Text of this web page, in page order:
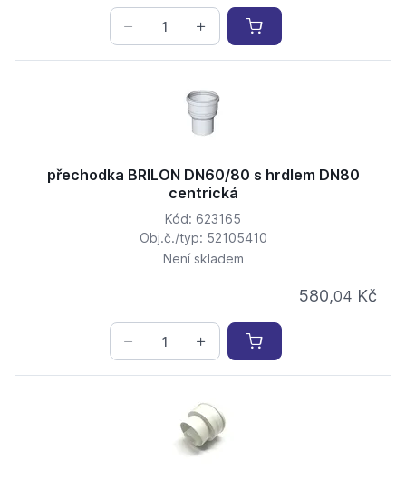
přechodka BRILON DN60/80 s hrdlem DN80
centrická
Kód: 623165
Obj.č./typ: 52105410
Není skladem
580,04 Kč